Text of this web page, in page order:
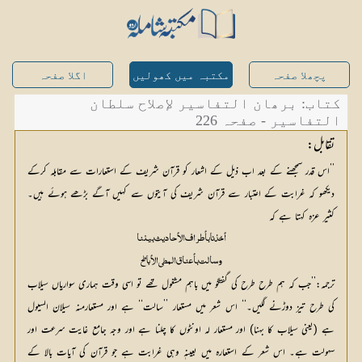
پچھلا صفحہ مکتبہ میں کھولیں اگلا صفحہ
کتاب: برھان التفاسیر لإصلاح سلطان
التفاسیر - صفحہ 226
تقابل:
’’اس قدر سمجھنے کے بعد اب ذیل کے اشعار کو قرآن شریف کے استعارات سے مقابلہ کرکے
دیکھو کہ غرابت کے اعتبار سے قرآن شریف کی آیتوں سے کہیں آگے بڑھے ہوئے ہیں۔
کثیر عزہ کہتا ہے کہ
أخذنا بأطراف الأحادیث بیننا
وسالت بأعناق المطي الأباطح
ترجمہ:’’جب کہ ہم طرح طرح کی گفتگو میں باہم مشغول تھے تو اسی وقت ہماری سواریاں سیلاب
کی طرح تیز دوڑنے لگیں۔‘‘ اس شعر میں مستعار ’’سالت‘‘ ہے اور مستعارمنہ سیلان السیول
ہے (یعنی سیلاب کا بہنا) اور مستعار لہ اونٹوں کا چلنا ہے اور وجہ جامع غایت سرعت اور
سہولت ہے۔ اس شعر کے استعارہ میں بعینہٖ وہی غرابت ہے جو قرآن کی آیات بالا کے